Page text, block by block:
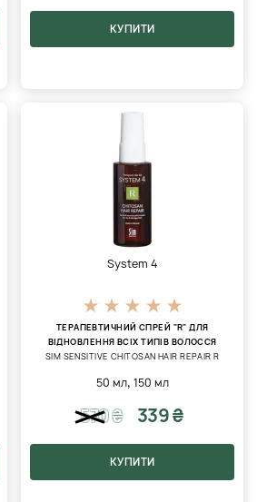
КУПИТИ
System 4
ТЕРАПЕВТИЧНИЙ СПРЕЙ "R" ДЛЯ
ВІДНОВЛЕННЯ ВСІХ ТИПІВ ВОЛОССЯ
SIM SENSITIVE CHITOSAN HAIR REPAIR R
50 мл, 150 мл
570₴ 339 ₴
КУПИТИ